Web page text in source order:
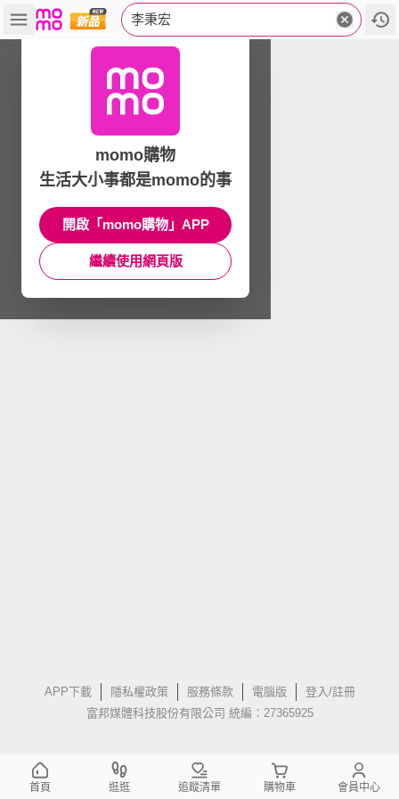
李秉宏
APP下載 隱私權政策 服務條款 電腦版
登入/註冊
富邦媒體科技股份有限公司 統編：27365925
momo購物
生活大小事都是momo的事
開啟「momo購物」APP
繼續使用網頁版
首頁 逛逛 追蹤清單 購物車 會員中心